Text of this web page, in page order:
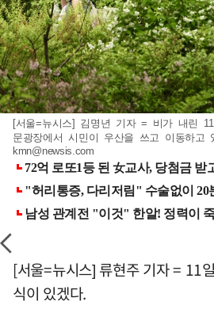
[서울=뉴시스] 김명년 기자 = 비가 내린
문광장에서 시민이 우산을 쓰고 이동하고
kmn@newsis.com
[서울=뉴시스] 류현주 기자 = 11
식이 있겠다.